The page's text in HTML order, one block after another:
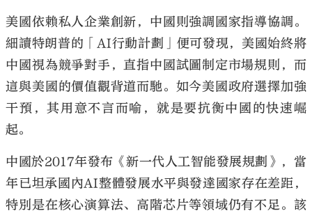
美國依賴私人企業創新，中國則強調國家指導協調。
細讀特朗普的「AI行動計劃」便可發現，美國始終將
中國視為競爭對手，直指中國試圖制定市場規則，而
這與美國的價值觀背道而馳。如今美國政府選擇加強
干預，其用意不言而喻，就是要抗衡中國的快速崛
起。
中國於2017年發布《新一代人工智能發展規劃》，當
年已坦承國內AI整體發展水平與發達國家存在差距，
特別是在核心演算法、高階芯片等領域仍有不足。該